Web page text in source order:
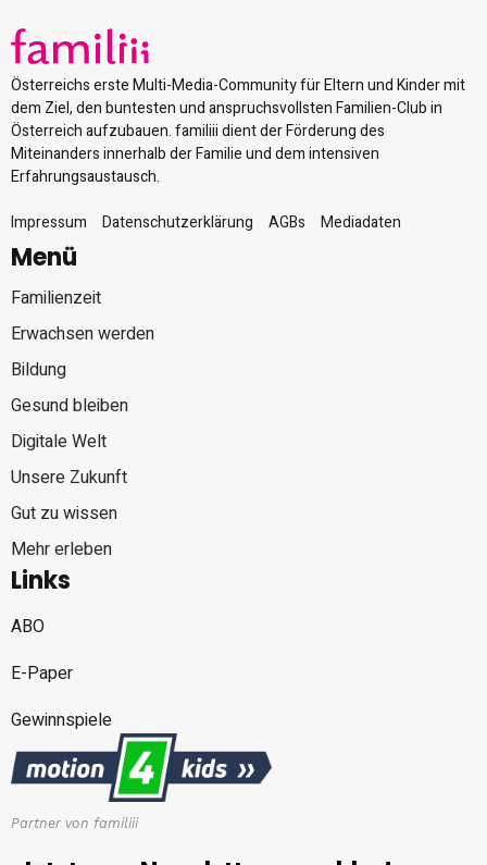
Österreichs erste Multi-Media-Community für Eltern und Kinder mit
dem Ziel, den buntesten und anspruchsvollsten Familien-Club in
Österreich aufzubauen. familiii dient der Förderung des
Miteinanders innerhalb der Familie und dem intensiven
Erfahrungsaustausch.
Impressum
Datenschutzerklärung AGBs Mediadaten
Menü
Familienzeit
Erwachsen werden
Bildung
Gesund bleiben
Digitale Welt
Unsere Zukunft
Gut zu wissen
Mehr erleben
Links
ABO
E-Paper
Gewinnspiele
Partner von familiii